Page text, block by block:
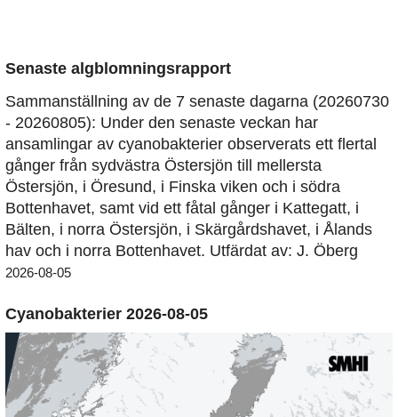
Senaste algblomningsrapport
Sammanställning av de 7 senaste dagarna (20260730
- 20260805): Under den senaste veckan har
ansamlingar av cyanobakterier observerats ett flertal
gånger från sydvästra Östersjön till mellersta
Östersjön, i Öresund, i Finska viken och i södra
Bottenhavet, samt vid ett fåtal gånger i Kattegatt, i
Bälten, i norra Östersjön, i Skärgårdshavet, i Ålands
hav och i norra Bottenhavet. Utfärdat av: J. Öberg
2026-08-05
Cyanobakterier 2026-08-05